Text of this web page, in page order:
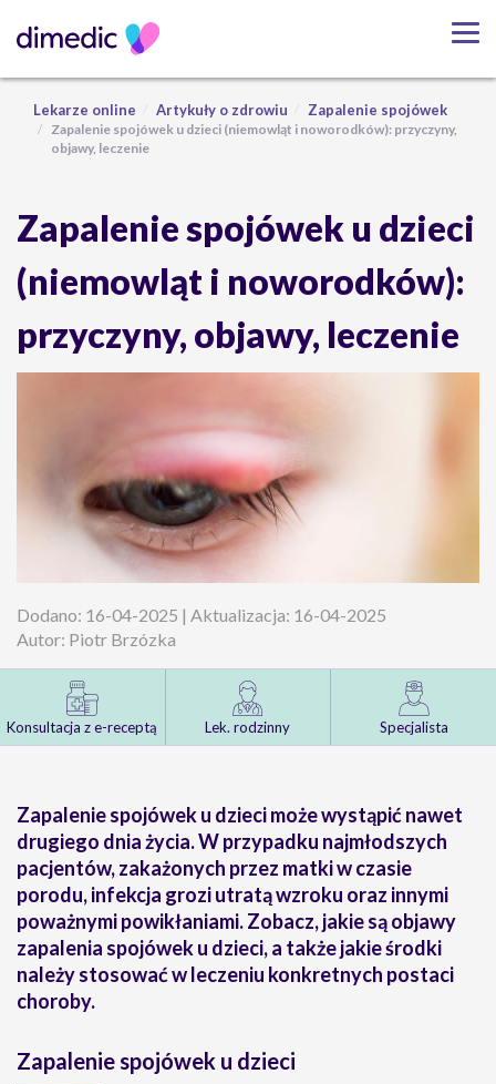
Lekarze online Artykuły o zdrowiu Zapalenie spojówek
Zapalenie spojówek u dzieci (niemowląt i noworodków): przyczyny,
objawy, leczenie
Zapalenie spojówek u dzieci
(niemowląt i noworodków):
przyczyny, objawy, leczenie
Dodano: 16-04-2025 | Aktualizacja: 16-04-2025
Autor: Piotr Brzózka
Konsultacja z e-receptą Lek. rodzinny Specjalista
Zapalenie spojówek u dzieci może wystąpić nawet
drugiego dnia życia. W przypadku najmłodszych
pacjentów, zakażonych przez matki w czasie
porodu, infekcja grozi utratą wzroku oraz innymi
poważnymi powikłaniami. Zobacz, jakie są objawy
zapalenia spojówek u dzieci, a także jakie środki
należy stosować w leczeniu konkretnych postaci
choroby.
Zapalenie spojówek u dzieci